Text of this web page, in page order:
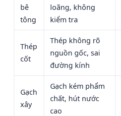
bê
tông
loãng, không
kiểm tra
Thép
cốt
Thép không rõ
nguồn gốc, sai
đường kính
Gạch
xây
Gạch kém phẩm
chất, hút nước
cao